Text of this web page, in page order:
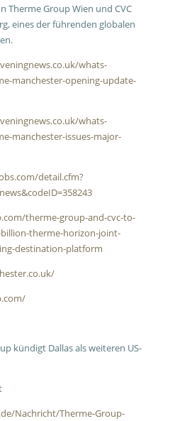
Therme Group Wien und CVC
eines der führenden globalen
whats-
manchester-opening-update-
whats-
manchester-issues-major-
detail.cfm?
therme-group-and-cvc-to-
billion-therme-horizon-joint-
destination-platform
kündigt Dallas als weiteren US-
Nachricht/Therme-Group-